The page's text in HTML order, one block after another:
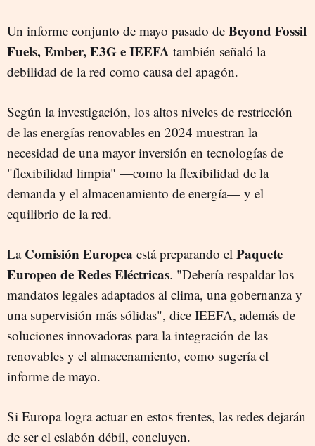
Un informe conjunto de mayo pasado de Beyond Fossil
Fuels, Ember, E3G e IEEFA también señaló la
debilidad de la red como causa del apagón.
Según la investigación, los altos niveles de restricción
de las energías renovables en 2024 muestran la
necesidad de una mayor inversión en tecnologías de
"flexibilidad limpia" —como la flexibilidad de la
demanda y el almacenamiento de energía— y el
equilibrio de la red.
LaComisión Europea está preparando el Paquete
Europeo de Redes Eléctricas. "Debería respaldar los
mandatos legales adaptados al clima, una gobernanza y
una supervisión más sólidas", dice IEEFA, además de
soluciones innovadoras para la integración de las
renovables y el almacenamiento, como sugería el
informe de mayo.
Si Europa logra actuar en estos frentes, las redes dejarán
de ser el eslabón débil, concluyen.